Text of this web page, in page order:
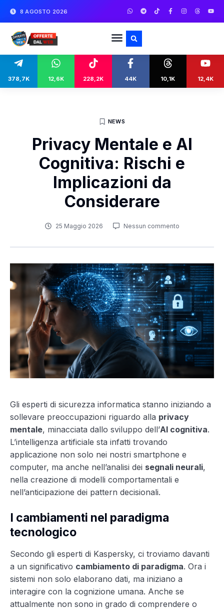
8 AGOSTO 2026
378,7K 12,6K 228,2K 44K 10,1K 12,4K
NEWS
Privacy Mentale e AI
Cognitiva: Rischi e
Implicazioni da
Considerare
25 Maggio 2026 Nessun commento
Gli esperti di sicurezza informatica stanno iniziando a
sollevare preoccupazioni riguardo alla privacy
mentale, minacciata dallo sviluppo dell’AI cognitiva.
L’intelligenza artificiale sta infatti trovando
applicazione non solo nei nostri smartphone e
computer, ma anche nell’analisi dei segnali neurali,
nella creazione di modelli comportamentali e
nell’anticipazione dei pattern decisionali.
I cambiamenti nel paradigma
tecnologico
Secondo gli esperti di Kaspersky, ci troviamo davanti
a un significativo cambiamento di paradigma. Ora i
sistemi non solo elaborano dati, ma iniziano a
interagire con la cognizione umana. Anche se
attualmente non sono in grado di comprendere o